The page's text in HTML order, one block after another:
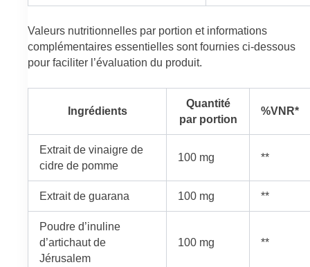
Valeurs nutritionnelles par portion et informations
complémentaires essentielles sont fournies ci-dessous
pour faciliter l’évaluation du produit.
Ingrédients
Quantité
par portion
%VNR*
Extrait de vinaigre de
cidre de pomme
100 mg **
Extrait de guarana 100 mg **
Poudre d’inuline
d’artichaut de
Jérusalem
100 mg **